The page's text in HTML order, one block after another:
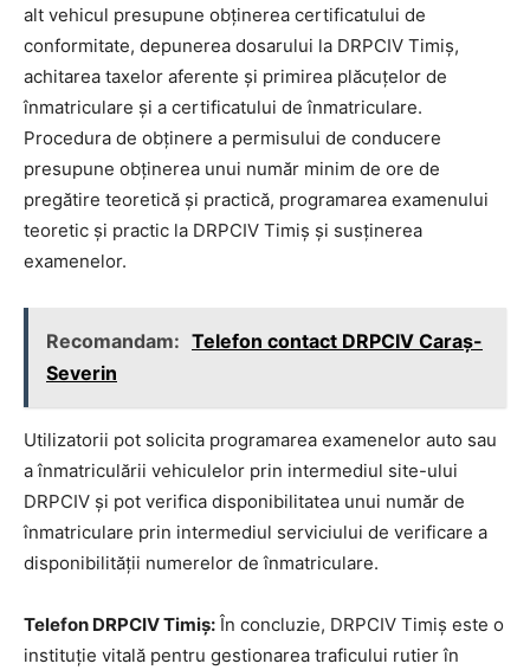
alt vehicul presupune obținerea certificatului de
conformitate, depunerea dosarului la DRPCIV Timiș,
achitarea taxelor aferente și primirea plăcuțelor de
înmatriculare și a certificatului de înmatriculare.
Procedura de obținere a permisului de conducere
presupune obținerea unui număr minim de ore de
pregătire teoretică și practică, programarea examenului
teoretic și practic la DRPCIV Timiș și susținerea
examenelor.
Recomandam: Telefon contact DRPCIV Caraș-
Severin
Utilizatorii pot solicita programarea examenelor auto sau
a înmatriculării vehiculelor prin intermediul site-ului
DRPCIV și pot verifica disponibilitatea unui număr de
înmatriculare prin intermediul serviciului de verificare a
disponibilității numerelor de înmatriculare.
Telefon DRPCIV Timiș: În concluzie, DRPCIV Timiș este o
instituție vitală pentru gestionarea traficului rutier în